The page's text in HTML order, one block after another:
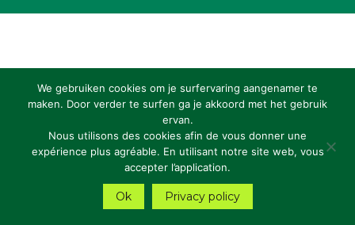
We gebruiken cookies om je surfervaring aangenamer te
maken. Door verder te surfen ga je akkoord met het gebruik
ervan.
Nous utilisons des cookies afin de vous donner une
expérience plus agréable. En utilisant notre site web, vous
accepter l’application.
Ok Privacy policy